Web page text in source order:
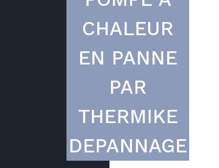
CHALEUR
EN PANNE
PAR
THERMIKE
DEPANNAGE